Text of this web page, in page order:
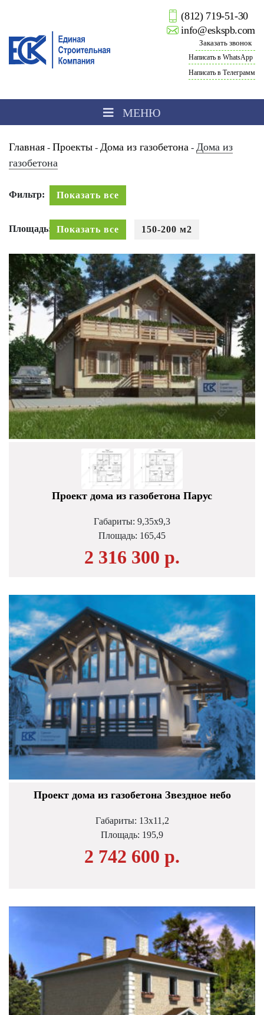
(812) 719-51-30
info@eskspb.com
Заказать звонок
Написать в WhatsApp
Написать в Телеграмм
МЕНЮ
Главная - Проекты - Дома из газобетона - Дома из
газобетона
Фильтр: Показать все
Площадь: Показать все 150-200 м2
Проект дома из газобетона Парус
Габариты: 9,35х9,3
Площадь: 165,45
2 316 300 р.
Проект дома из газобетона Звездное небо
Габариты: 13х11,2
Площадь: 195,9
2 742 600 р.